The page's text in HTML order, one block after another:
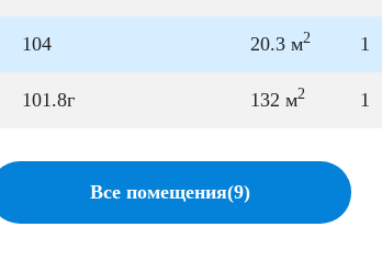
104 20.3 м2 1
101.8г 132 м2 1
Все помещения(9)